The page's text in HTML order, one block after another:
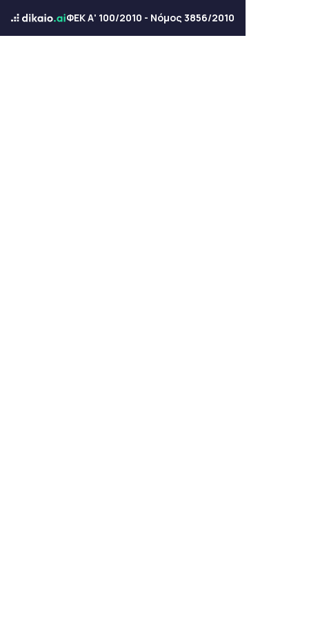
ΦΕΚ Α' 100/2010 - Νόμος 3856/2010